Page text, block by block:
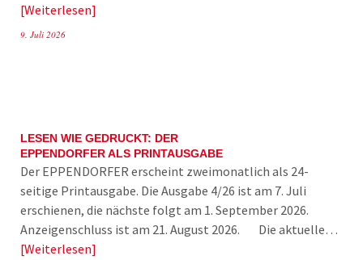
Weiterlesen
9. Juli 2026
LESEN WIE GEDRUCKT: DER
EPPENDORFER ALS PRINTAUSGABE
Der EPPENDORFER erscheint zweimonatlich als 24-
seitige Printausgabe. Die Ausgabe 4/26 ist am 7. Juli
erschienen, die nächste folgt am 1. September 2026.
Anzeigenschluss ist am 21. August 2026. Die aktuelle…
Weiterlesen